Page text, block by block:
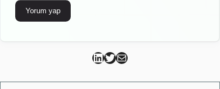
Can Kütahya Linkedin
Can Kütahya Twitter
Can Kütahya Mail